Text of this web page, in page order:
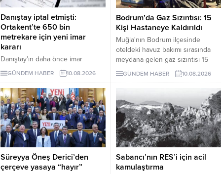
Danıştay iptal etmişti:
Ortakent’te 650 bin
metrekare için yeni imar
kararı
Danıştay’ın daha önce imar
planlarını iptal ettiği Ortakent’te,
Hazineye ait yaklaşık 650 bin
metrekarelik alan için konut,
ticaret, turizm ve özel tesis
kullanımları içeren yeni planlar
onaylandı.
GÜNDEM HABER 10.08.2026
Bodrum’da Gaz Sızıntısı: 15
Kişi Hastaneye Kaldırıldı
Muğla'nın Bodrum ilçesinde
oteldeki havuz bakımı sırasında
meydana gelen gaz sızıntısı 15
kişiyi etkiledi.
GÜNDEM HABER 10.08.2026
Süreyya Öneş Derici’den
çerçeve yasaya “hayır”
Sabancı’nın RES’i için acil
kamulaştırma